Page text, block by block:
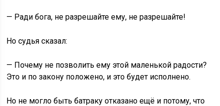
— Ради бога, не разрешайте ему, не разрешайте!
Но судья сказал:
— Почему не позволить ему этой маленькой радости?
Это и по закону положено, и это будет исполнено.
Но не могло быть батраку отказано ещё и потому, что